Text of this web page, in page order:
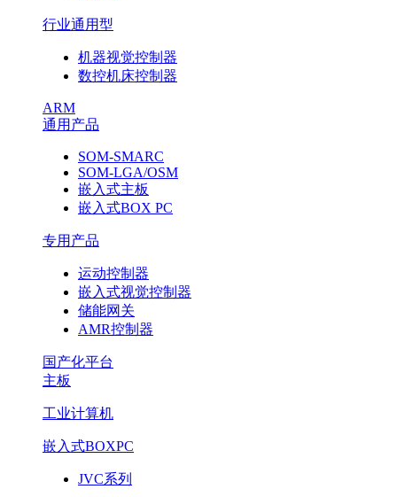
行业通用型
机器视觉控制器
数控机床控制器
ARM
通用产品
SOM-SMARC
SOM-LGA/OSM
嵌入式主板
嵌入式BOX PC
专用产品
运动控制器
嵌入式视觉控制器
储能网关
AMR控制器
国产化平台
主板
工业计算机
嵌入式BOXPC
JVC系列